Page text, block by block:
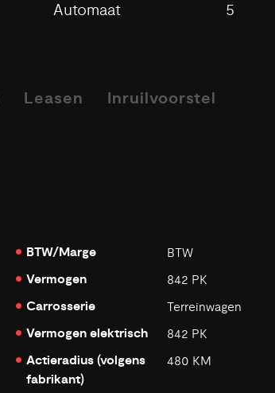
Automaat 5
Leasen Inruilvoorstel
BTW/Marge BTW
Vermogen 842 PK
Carrosserie Terreinwagen
Vermogen elektrisch 842 PK
Actieradius (volgens
fabrikant)
480 KM